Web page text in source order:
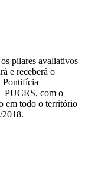
pilares avaliativos
e receberá o
Pontifícia
PUCRS, com o
em todo o território
2018.